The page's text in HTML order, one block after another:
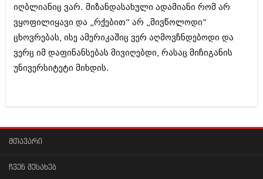
იღბლიანიც ვარ. მიზანდასახული ადამიანი რომ არ
ვყოფილიყავი და „რქებით” არ „მივწოლოდი”
ცხოვრებას, ისე ამერიკაშიც ვერ აღმოვჩნდებოდი და
ვერც იმ დაფინანსებას მივიღებდი, რასაც მიჩიგანის
უნივერსიტეტი მიხდის.
მთავარი
ჩვენ შესახებ